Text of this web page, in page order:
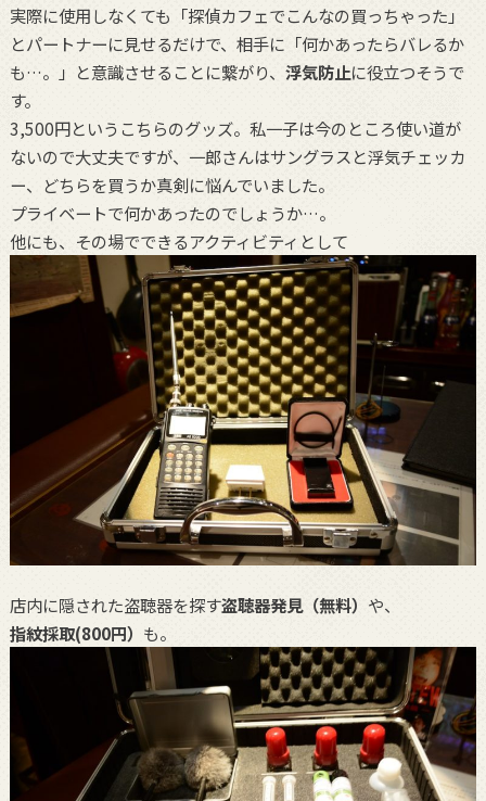
実際に使用しなくても「探偵カフェでこんなの買っちゃった」
とパートナーに見せるだけで、相手に「何かあったらバレるか
も…。」と意識させることに繋がり、 浮気防止に役立つそうで
す。
3,500円というこちらのグッズ。私一子は今のところ使い道が
ないので大丈夫ですが、一郎さんはサングラスと浮気チェッカ
ー、どちらを買うか真剣に悩んでいました。
プライベートで何かあったのでしょうか…。
他にも、その場でできるアクティビティとして
店内に隠された盗聴器を探す盗聴器発見（無料） や、
指紋採取(800円） も。